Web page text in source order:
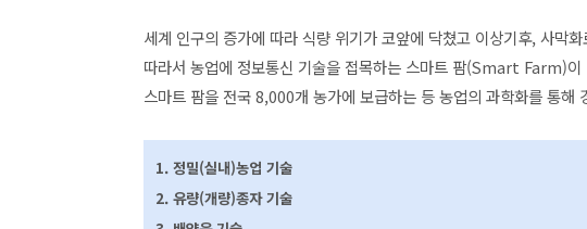
세계 인구의 증가에 따라 식량 위기가 코앞에 닥쳤고 이상기후, 사막
따라서 농업에 정보통신 기술을 접목하는 스마트 팜(Smart Farm)
스마트 팜을 전국 8,000개 농가에 보급하는 등 농업의 과학화를 통해
1. 정밀(실내)농업 기술
2. 유량(개량)종자 기술